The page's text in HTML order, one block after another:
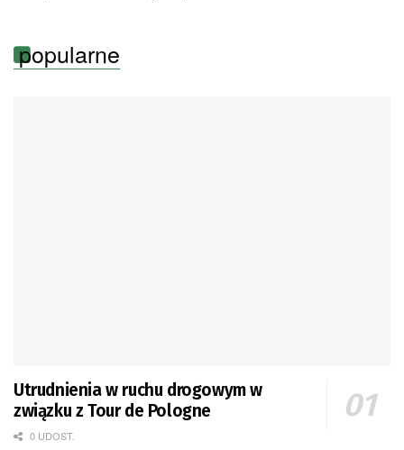
popularne
Utrudnienia w ruchu drogowym w
związku z Tour de Pologne
0 UDOST.